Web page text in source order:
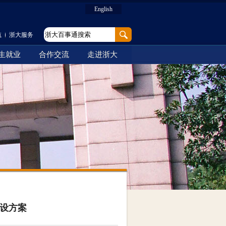
English
浙大服务
就业 合作交流 走进浙大
方案